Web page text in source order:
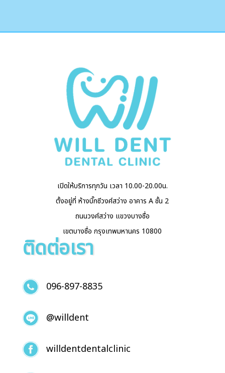
เปิดให้บริการทุกวัน เวลา 10.00-20.00น.
ตั้งอยู่ที่ ห้างบิ๊กซีวงศ์สว่าง อาคาร A ชั้น 2
ถนนวงศ์สว่าง แขวงบางซื่อ
เขตบางซื่อ กรุงเทพมหานคร 10800
ติดต่อเรา
096-897-8835
@willdent
willdentdentalclinic